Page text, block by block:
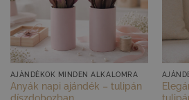
GYORS NÉZET
AJÁNDÉKOK MINDEN ALKALOMRA
Anyák napi ajándék – tulipán
díszdobozban